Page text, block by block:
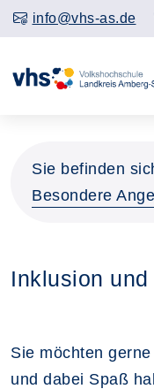
info@vhs-as.de
Sie befinden
Besondere
Inklusion
Sie möchten
und dabei Spaß